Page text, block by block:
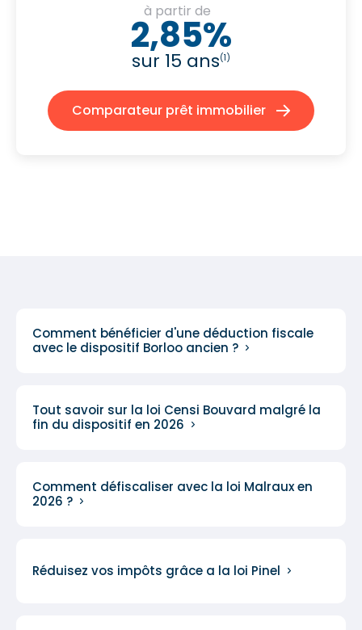
à partir de
2,85%
sur 15 ans(1)
Comparateur prêt immobilier
Comment bénéficier d'une déduction fiscale
avec le dispositif Borloo ancien ?
Tout savoir sur la loi Censi Bouvard malgré la
fin du dispositif en 2026
Comment défiscaliser avec la loi Malraux en
2026 ?
Réduisez vos impôts grâce a la loi Pinel